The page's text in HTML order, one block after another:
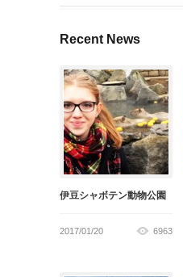
Recent News
伊豆シャボテン動物公園
2017/01/20 6963